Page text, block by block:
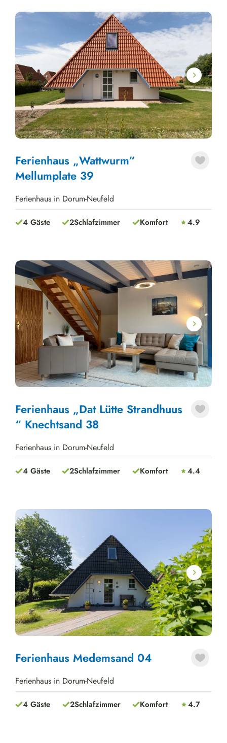
Next
Ferienhaus „Wattwurm“
Mellumplate 39
Ferienhaus in Dorum-Neufeld
4 Gäste 2Schlafzimmer Komfort 4.9
Next
Ferienhaus „Dat Lütte Strandhuus
“ Knechtsand 38
Ferienhaus in Dorum-Neufeld
4 Gäste 2Schlafzimmer Komfort 4.4
Next
Ferienhaus Medemsand 04
Ferienhaus in Dorum-Neufeld
4 Gäste 2Schlafzimmer Komfort 4.7